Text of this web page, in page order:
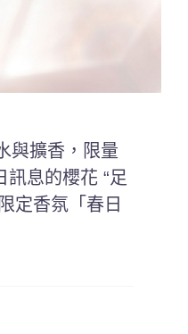
與擴香，限量
訊息的櫻花 “足
定香氛「春日